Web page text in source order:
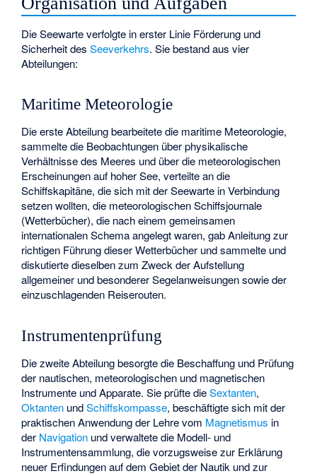
Die Seewarte verfolgte in erster Linie Förderung und
Sicherheit desSeeverkehrs. Sie bestand aus vier
Abteilungen:
Maritime Meteorologie
Die erste Abteilung bearbeitete die maritime Meteorologie,
sammelte die Beobachtungen über physikalische
Verhältnisse des Meeres und über die meteorologischen
Erscheinungen auf hoher See, verteilte an die
Schiffskapitäne, die sich mit der Seewarte in Verbindung
setzen wollten, die meteorologischen Schiffsjournale
(Wetterbücher), die nach einem gemeinsamen
internationalen Schema angelegt waren, gab Anleitung zur
richtigen Führung dieser Wetterbücher und sammelte und
diskutierte dieselben zum Zweck der Aufstellung
allgemeiner und besonderer Segelanweisungen sowie der
einzuschlagenden Reiserouten.
Instrumentenprüfung
Die zweite Abteilung besorgte die Beschaffung und Prüfung
der nautischen, meteorologischen und magnetischen
Instrumente und Apparate. Sie prüfte dieSextanten,
Oktanten undSchiffskompasse, beschäftigte sich mit der
praktischen Anwendung der Lehre vom Magnetismus in
der Navigation und verwaltete die Modell- und
Instrumentensammlung, die vorzugsweise zur Erklärung
neuer Erfindungen auf dem Gebiet der Nautik und zur